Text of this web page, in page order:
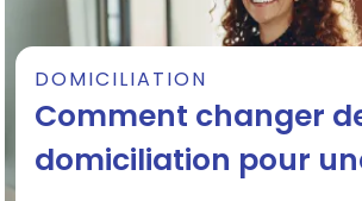
DOMICILIATION
Comment changer
domiciliation pour